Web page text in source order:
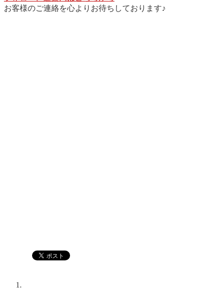
お客様のご連絡を心よりお待ちしております♪